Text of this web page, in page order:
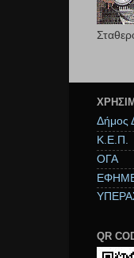
Δήμος
Κ.Ε.Π.
ΟΓΑ
QR